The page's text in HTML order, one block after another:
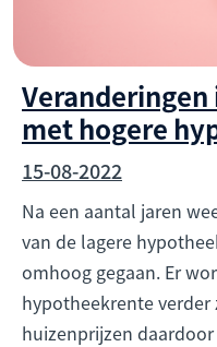
met hogere
15-08-2022
Na een aantal jaren
van de lagere
omhoog gegaan. Er
hypotheekrente verder
huizenprijzen